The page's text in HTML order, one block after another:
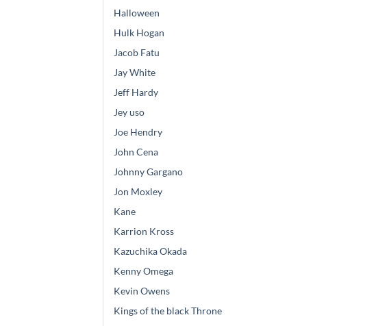
Halloween
Hulk Hogan
Jacob Fatu
Jay White
Jeff Hardy
Jey uso
Joe Hendry
John Cena
Johnny Gargano
Jon Moxley
Kane
Karrion Kross
Kazuchika Okada
Kenny Omega
Kevin Owens
Kings of the black Throne